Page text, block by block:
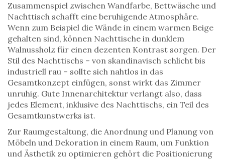
Zusammenspiel zwischen Wandfarbe, Bettwäsche und
Nachttisch schafft eine beruhigende Atmosphäre.
Wenn zum Beispiel die Wände in einem warmen Beige
gehalten sind, können Nachttische in dunklem
Walnussholz für einen dezenten Kontrast sorgen. Der
Stil des Nachttischs – von skandinavisch schlicht bis
industriell rau – sollte sich nahtlos in das
Gesamtkonzept einfügen, sonst wirkt das Zimmer
unruhig. Gute Innenarchitektur verlangt also, dass
jedes Element, inklusive des Nachttischs, ein Teil des
Gesamtkunstwerks ist.
Zur Raumgestaltung, die Anordnung und Planung von
Möbeln und Dekoration in einem Raum, um Funktion
und Ästhetik zu optimieren gehört die Positionierung